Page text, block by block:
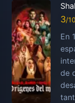
3
En
de